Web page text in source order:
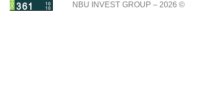
NBU INVEST GROUP – 2026 ©